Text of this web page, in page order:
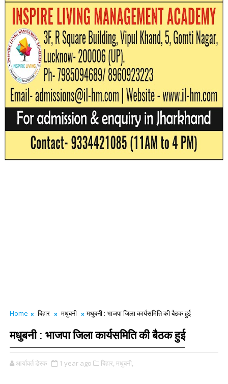
Home बिहार मधुबनी मधुबनी : भाजपा जिला कार्यसमिति की बैठक हुई
मधुबनी : भाजपा जिला कार्यसमिति की बैठक हुई
आर्यावर्त डेस्क 1 year ago बिहार, मधुबनी,